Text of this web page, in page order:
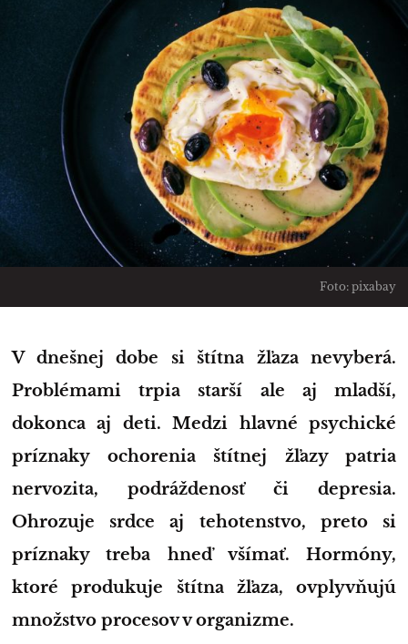
Foto: pixabay
V dnešnej dobe si štítna žľaza nevyberá.
Problémami trpia starší ale aj mladší,
dokonca aj deti. Medzi hlavné psychické
príznaky ochorenia štítnej žľazy patria
nervozita, podráždenosť či depresia.
Ohrozuje srdce aj tehotenstvo, preto si
príznaky treba hneď všímať. Hormóny,
ktoré produkuje štítna žľaza, ovplyvňujú
množstvo procesov v organizme.